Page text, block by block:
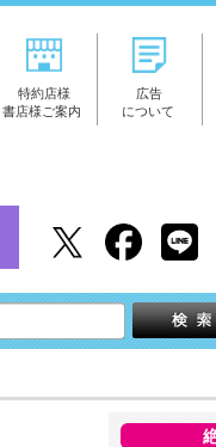
特約店様
書店様ご案内
広告
について